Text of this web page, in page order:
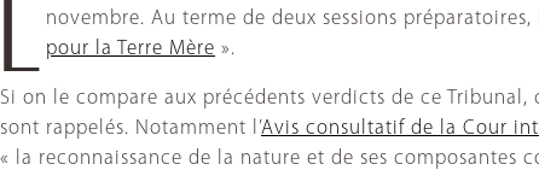
novembre. Au terme de deux sessions
pour la Terre Mère ».
Si on le compare aux précédents verdicts de ce
sont rappelés. Notamment l’Avis consultatif de la Cour
« la reconnaissance de la nature et de ses composantes